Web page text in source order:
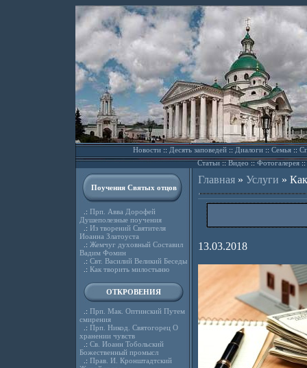
Новости::Десять заповедей::Диалоги::Семья::
Статьи::Видео ::Фотогалерея::
Поучения Святых отцов
.: Прп. Авва Дорофей
Душеполезные поучения
.: Из творений Святителя
Иоанна Златоуста
.: Жемчуг духовный Составил
Вадим Фомин
.: Свт. Василий Великий Беседы
.: Как творить милостыню
ОТКРОВЕНИЯ
.: Прп. Мак. Оптинский Путем
смирения
.: Прп. Никод. Святогорец О
хранении чувств
.: Св. Иоанн Тобольский
Божественный промысл
.: Прав. И. Кронштадтский
Главная» Услуги »
13.03.2018